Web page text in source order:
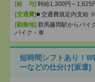
[給 与] 時給1,300円～1,625
[交通費]■ 交通費規定内支給
[勤務地] 群馬藤岡駅からバイ
バイク・車
短時間シフトあり！
ーなどの仕分け[派遣]